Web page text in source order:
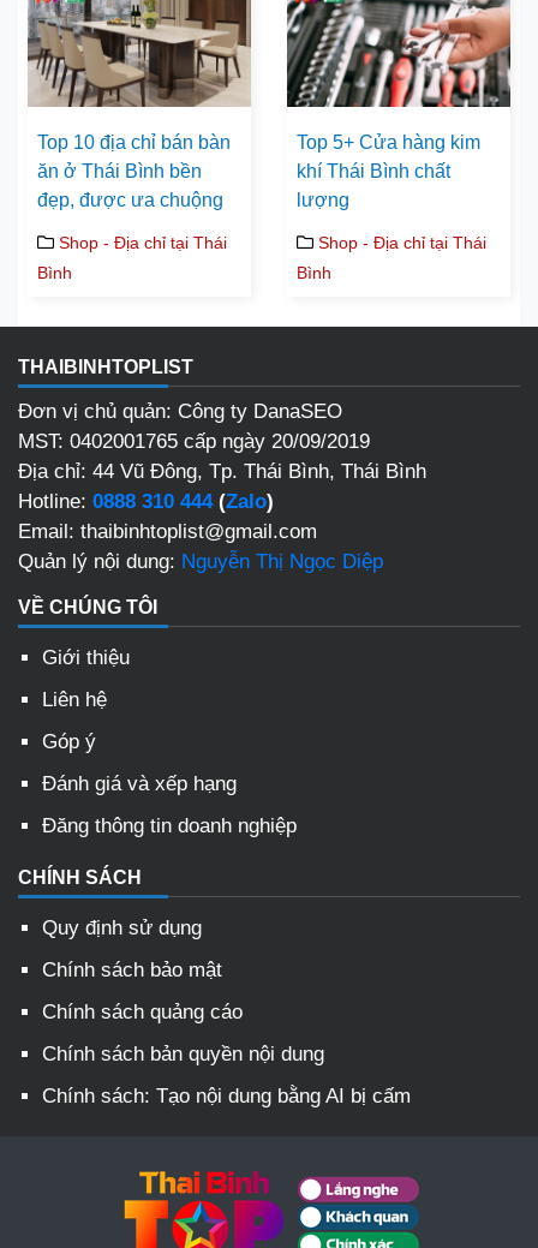
Top 10 địa chỉ bán bàn
ăn ở Thái Bình bền
đẹp, được ưa chuộng
Shop - Địa chỉ tại Thái
Bình
Top 5+ Cửa hàng kim
khí Thái Bình chất
lượng
Shop - Địa chỉ tại Thái
Bình
THAIBINHTOPLIST
Đơn vị chủ quản: Công ty DanaSEO
MST: 0402001765 cấp ngày 20/09/2019
Địa chỉ: 44 Vũ Đông, Tp. Thái Bình, Thái Bình
Hotline: 0888 310 444(Zalo)
Email: thaibinhtoplist@gmail.com
Quản lý nội dung: Nguyễn Thị Ngọc Diệp
VỀ CHÚNG TÔI
Giới thiệu
Liên hệ
Góp ý
Đánh giá và xếp hạng
Đăng thông tin doanh nghiệp
CHÍNH SÁCH
Quy định sử dụng
Chính sách bảo mật
Chính sách quảng cáo
Chính sách bản quyền nội dung
Chính sách: Tạo nội dung bằng AI bị cấm